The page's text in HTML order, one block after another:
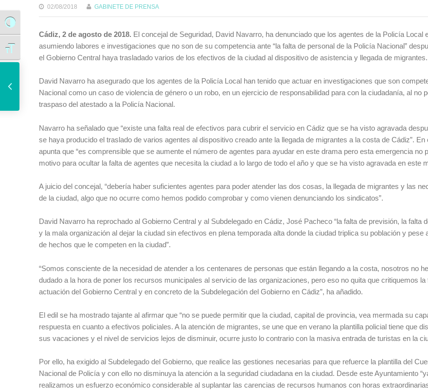
Alternar alto contraste
Alternar tamaño de letra
02/08/2018 GABINETE DE PRENSA
Cádiz, 2 de agosto de 2018. El concejal de Seguridad, David Navarro, ha denunciado que los agentes de la Policía Local
asumiendo labores e investigaciones que no son de su competencia ante “la falta de personal de la Policía Nacional”
el Gobierno Central haya trasladado varios de los efectivos de la ciudad al dispositivo de asistencia y llegada de migrantes.
David Navarro ha asegurado que los agentes de la Policía Local han tenido que actuar en investigaciones que son
Nacional como un caso de violencia de género o un robo, en un ejercicio de responsabilidad para con la ciudadanía, al no
traspaso del atestado a la Policía Nacional.
Navarro ha señalado que “existe una falta real de efectivos para cubrir el servicio en Cádiz que se ha visto agravada
se haya producido el traslado de varios agentes al dispositivo creado ante la llegada de migrantes a la costa de Cádiz”. En
apunta que “es comprensible que se aumente el número de agentes para ayudar en este drama pero esta emergencia no
motivo para ocultar la falta de agentes que necesita la ciudad a lo largo de todo el año y que se ha visto agravada en este
A juicio del concejal, “debería haber suficientes agentes para poder atender las dos cosas, la llegada de migrantes y las
de la ciudad, algo que no ocurre como hemos podido comprobar y como vienen denunciando los sindicatos”.
David Navarro ha reprochado al Gobierno Central y al Subdelegado en Cádiz, José Pacheco “la falta de previsión, la falta
y la mala organización al dejar la ciudad sin efectivos en plena temporada alta donde la ciudad triplica su población y pese
de hechos que le competen en la ciudad”.
“Somos consciente de la necesidad de atender a los centenares de personas que están llegando a la costa, nosotros no
dudado a la hora de poner los recursos municipales al servicio de las organizaciones, pero eso no quita que critiquemos la
actuación del Gobierno Central y en concreto de la Subdelegación del Gobierno en Cádiz”, ha añadido.
El edil se ha mostrado tajante al afirmar que “no se puede permitir que la ciudad, capital de provincia, vea mermada su
respuesta en cuanto a efectivos policiales. A la atención de migrantes, se une que en verano la plantilla policial tiene que
sus vacaciones y el nivel de servicios lejos de disminuir, ocurre justo lo contrario con la masiva entrada de turistas en la
Por ello, ha exigido al Subdelegado del Gobierno, que realice las gestiones necesarias para que refuerce la plantilla del
Nacional de Policía y con ello no disminuya la atención a la seguridad ciudadana en la ciudad. Desde este Ayuntamiento
realizamos un esfuerzo económico considerable al suplantar las carencias de recursos humanos con horas